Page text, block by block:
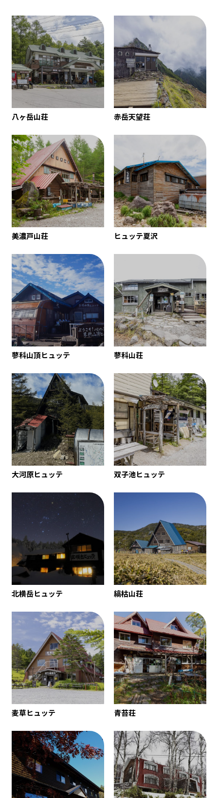
八ヶ岳山荘 赤岳天望荘
美濃戸山荘 ヒュッテ夏沢
蓼科山頂ヒュッテ 蓼科山荘
大河原ヒュッテ 双子池ヒュッテ
北横岳ヒュッテ 縞枯山荘
麦草ヒュッテ 青苔荘